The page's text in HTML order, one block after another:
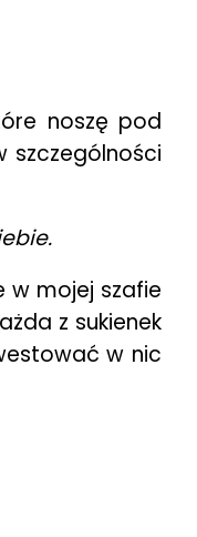
noszę pod
szczególności
w mojej szafie
z sukienek
w nic